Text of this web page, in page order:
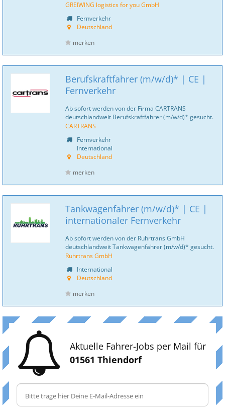
GREIWING logistics for you GmbH
Fernverkehr
Deutschland
merken
Berufskraftfahrer (m/w/d)* | CE |
Fernverkehr
Ab sofort werden von der Firma CARTRANS
deutschlandweit Berufskraftfahrer (m/w/d)* gesucht.
CARTRANS
Fernverkehr
International
Deutschland
merken
Tankwagenfahrer (m/w/d)* | CE |
internationaler Fernverkehr
Ab sofort werden von der Ruhrtrans GmbH
deutschlandweit Tankwagenfahrer (m/w/d)* gesucht.
Ruhrtrans GmbH
International
Deutschland
merken
Aktuelle Fahrer-Jobs per Mail für
01561 Thiendorf